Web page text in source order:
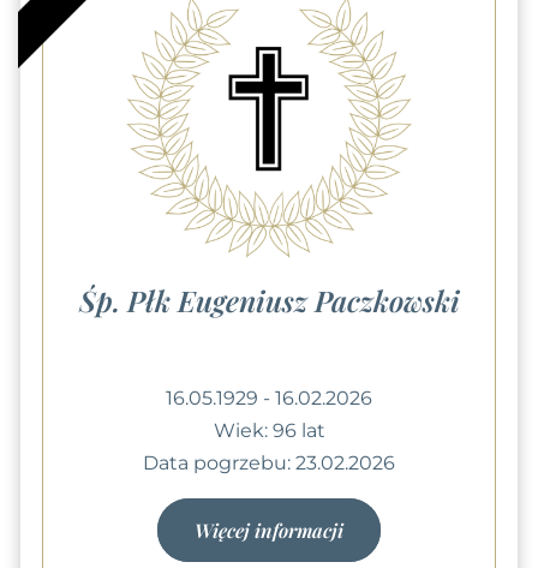
Śp. Płk Eugeniusz Paczkowski
16.05.1929 - 16.02.2026
Wiek: 96 lat
Data pogrzebu: 23.02.2026
Więcej informacji